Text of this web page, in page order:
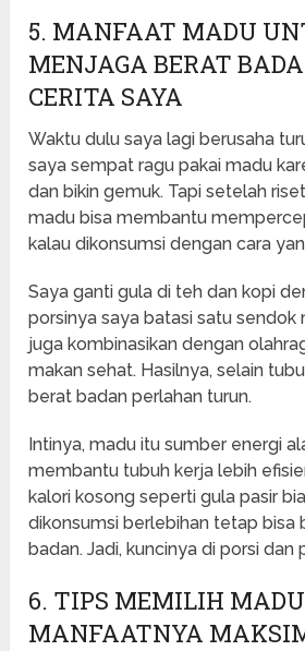
5. MANFAAT MADU
MENJAGA BERAT
CERITA SAYA
Waktu dulu saya lagi berusaha
saya sempat ragu pakai madu
dan bikin gemuk. Tapi setelah
madu bisa membantu
kalau dikonsumsi dengan cara
Saya ganti gula di teh dan kopi
porsinya saya batasi satu sendok
juga kombinasikan dengan
makan sehat. Hasilnya, selain
berat badan perlahan turun.
Intinya, madu itu sumber energi
membantu tubuh kerja lebih
kalori kosong seperti gula pasir
dikonsumsi berlebihan tetap bisa
badan. Jadi, kuncinya di porsi dan
6. TIPS MEMILIH
MANFAATNYA